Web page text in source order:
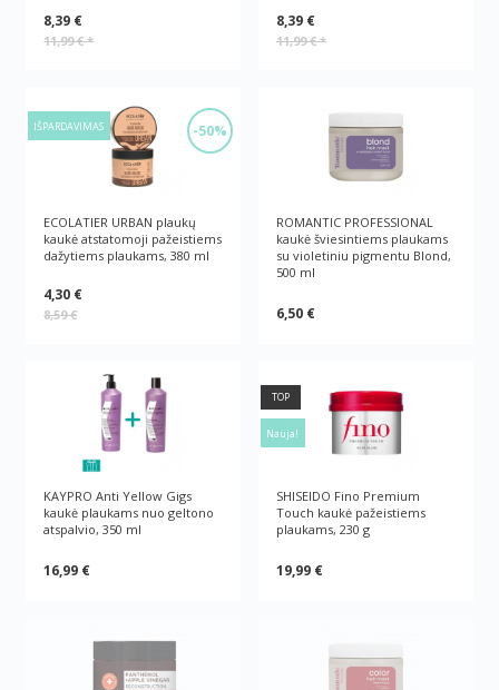
8,39 €
11,99 €*
8,39 €
11,99 €*
-50%
IŠPARDAVIMAS
ECOLATIER URBAN plaukų
kaukė atstatomoji pažeistiems
dažytiems plaukams, 380 ml
4,30 €
8,59 €
ROMANTIC PROFESSIONAL
kaukė šviesintiems plaukams
su violetiniu pigmentu Blond,
500 ml
6,50 €
KAYPRO Anti Yellow Gigs
kaukė plaukams nuo geltono
atspalvio, 350 ml
16,99 €
TOP
Nauja!
SHISEIDO Fino Premium
Touch kaukė pažeistiems
plaukams, 230 g
19,99 €